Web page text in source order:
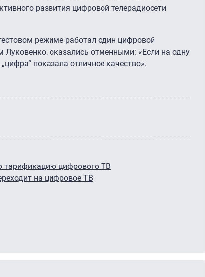
развития цифровой телерадиосети
режиме работал один цифровой
Луковенко, оказались отменными: «Если на одну
показала отличное качество».
тарификацию цифрового ТВ
на цифровое ТВ